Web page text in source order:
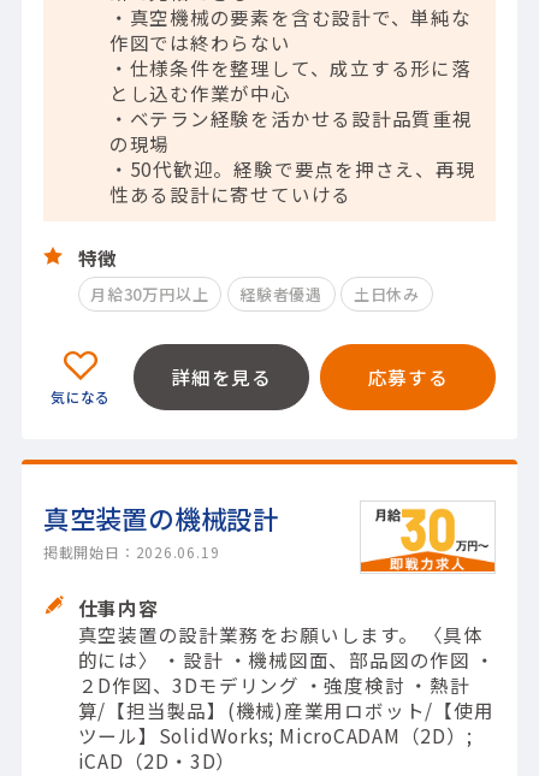
・真空機械の要素を含む設計で、単純な
作図では終わらない
・仕様条件を整理して、成立する形に落
とし込む作業が中心
・ベテラン経験を活かせる設計品質重視
の現場
・50代歓迎。経験で要点を押さえ、再現
性ある設計に寄せていける
特徴
月給30万円以上 経験者優遇 土日休み
詳細を見る 応募する
真空装置の機械設計
掲載開始日：2026.06.19
仕事内容
真空装置の設計業務をお願いします。 〈具体
的には〉 ・設計 ・機械図面、部品図の作図 ・
２D作図、3Dモデリング ・強度検討 ・熱計
算/【担当製品】(機械)産業用ロボット/【使用
ツール】SolidWorks; MicroCADAM（2D）;
iCAD（2D・3D）